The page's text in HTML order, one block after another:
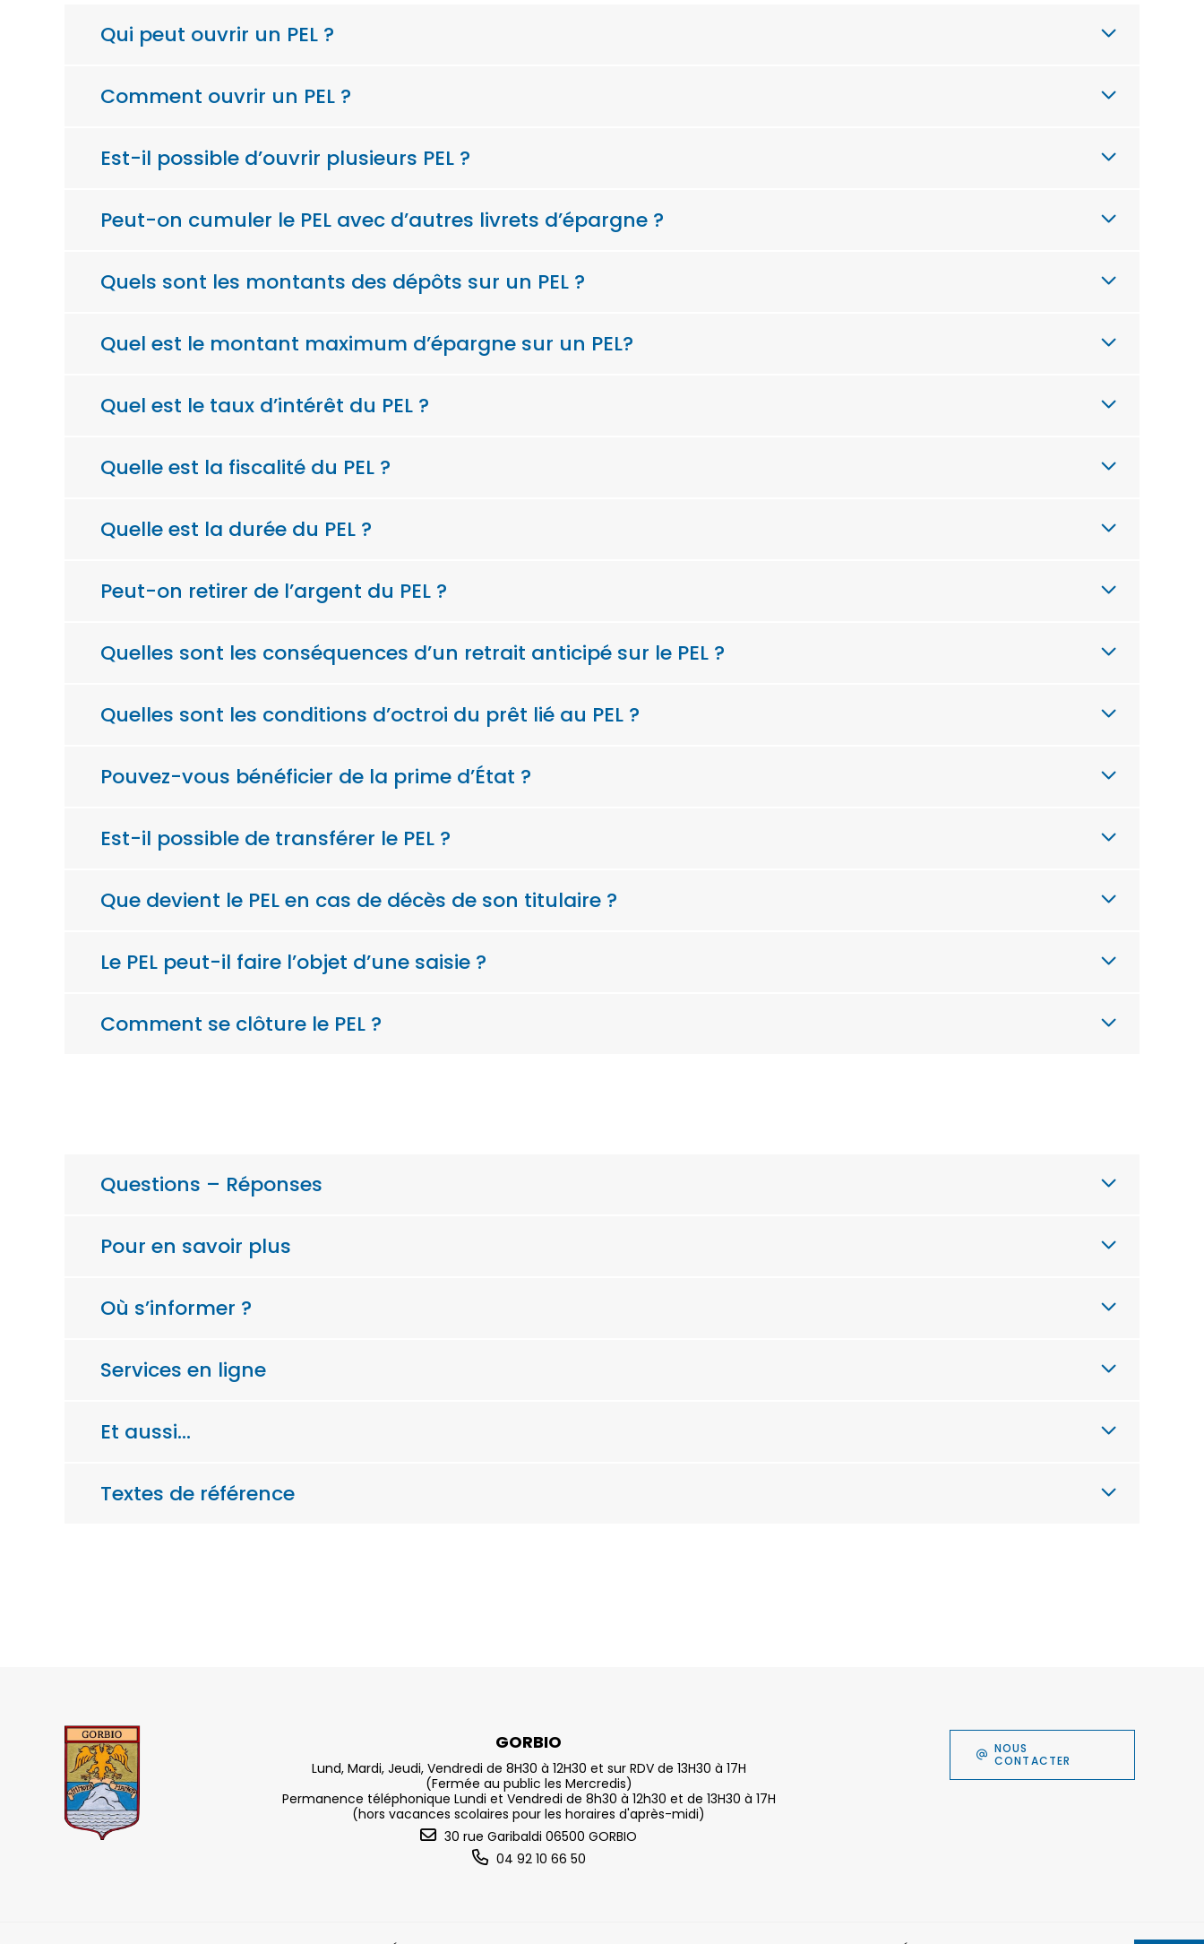
Qui peut ouvrir un PEL ?
Comment ouvrir un PEL ?
Est-il possible d’ouvrir plusieurs PEL ?
Peut-on cumuler le PEL avec d’autres livrets d’épargne ?
Quels sont les montants des dépôts sur un PEL ?
Quel est le montant maximum d’épargne sur un PEL?
Quel est le taux d’intérêt du PEL ?
Quelle est la fiscalité du PEL ?
Quelle est la durée du PEL ?
Peut-on retirer de l’argent du PEL ?
Quelles sont les conséquences d’un retrait anticipé sur le PEL ?
Quelles sont les conditions d’octroi du prêt lié au PEL ?
Pouvez-vous bénéficier de la prime d’État ?
Est-il possible de transférer le PEL ?
Que devient le PEL en cas de décès de son titulaire ?
Le PEL peut-il faire l’objet d’une saisie ?
Comment se clôture le PEL ?
Questions – Réponses
Pour en savoir plus
Où s’informer ?
Services en ligne
Et aussi…
Textes de référence
GORBIO
Lund, Mardi, Jeudi, Vendredi de 8H30 à 12H30 et sur RDV de 13H30 à 17H
(Fermée au public les Mercredis)
Permanence téléphonique Lundi et Vendredi de 8h30 à 12h30 et de 13H30 à 17H
(hors vacances scolaires pour les horaires d'après-midi)
30 rue Garibaldi 06500 GORBIO
04 92 10 66 50
NOUS
CONTACTER